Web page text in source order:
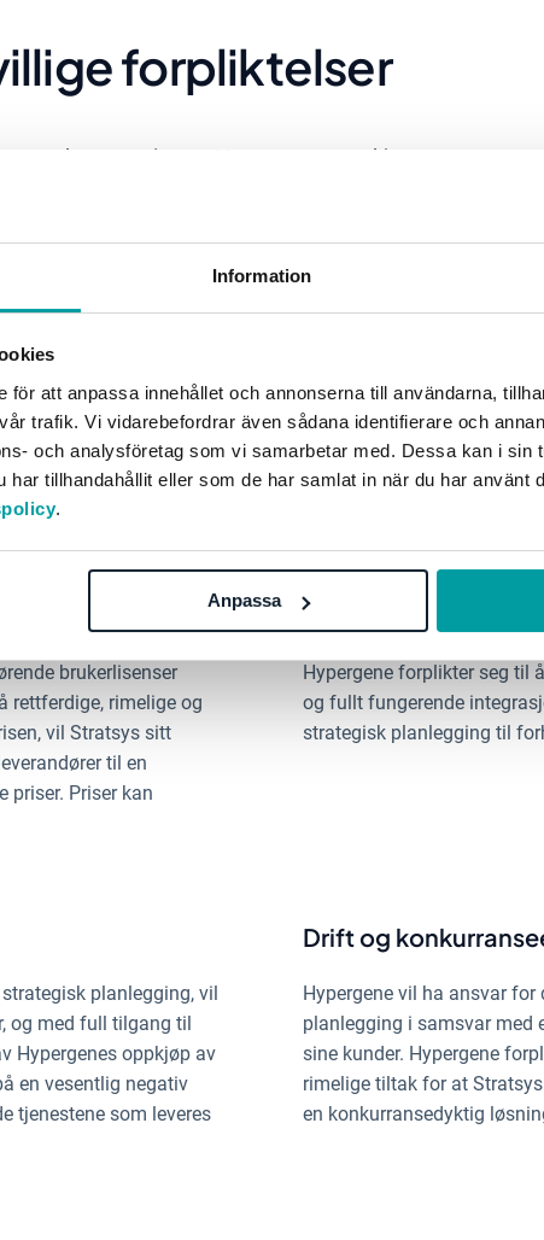
Information
för att anpassa innehållet och annonserna till användarna,
trafik. Vi vidarebefordrar även sådana identifierare och
och analysföretag som vi samarbetar med. Dessa kan i sin
har tillhandahållit eller som de har samlat in när du har använt
.
Anpassa
forpliktelser
prøving av Hypergenes oppkjøp
frivillige forpliktelser til myndigheten.
(
å bli
planlegging og
Hypergene forplikter seg til
programvareleverandørers
videre til ikke å bruke
brukerlisenser
rettferdige, rimelige og
vil Stratsys sitt
til en
priser. Priser kan
Hypergene forplikter seg til
og fullt fungerende
strategisk planlegging til
planlegging, vil
og med full tilgang til
Hypergenes oppkjøp av
en vesentlig negativ
tjenestene som leveres
Drift og
Hypergene vil ha ansvar
planlegging i samsvar med
sine kunder. Hypergene
rimelige tiltak for at
en konkurransedyktig